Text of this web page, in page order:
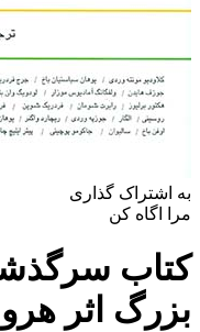
به اشتراک گذاری
مرا اگاه کن
کتاب
بزرگ اثر